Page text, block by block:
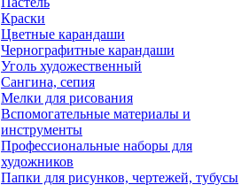
Краски
Цветные карандаши
Чернографитные карандаши
Уголь художественный
Сангина, сепия
Мелки для рисования
Вспомогательные материалы и
инструменты
Профессиональные наборы для
художников
Папки для рисунков, чертежей, тубусы